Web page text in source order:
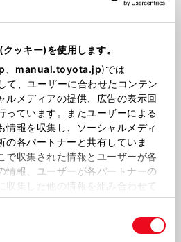
ッキー)を使用します。
manual.toyota.jp)では
て、ユーザーに合わせたコンテン
ルメディアの提供、広告の表示回
っています。またユーザーによる
情報を収集し、ソーシャルメディ
の各パートナーと共有していま
で収集された情報とユーザーが各
情報、ユーザーが各パートナーの
収集した他の情報を組み合わせて
当ウェブサイトの使用を続行する
してください。
を起こし、シートを一番前まで
一番後ろまでスライドさせ、
ートを持ち上げるようにタン
。
どこに置けば良い？
納や運転席ドアポケット等、車
転の妨げにならない場所に置い